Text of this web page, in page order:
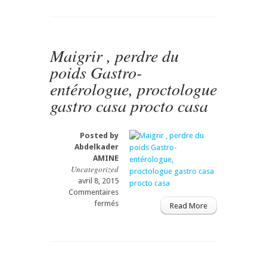
و
المزمن
و
التطور
entérologue,
gastro
casa
procto
casa
Maigrir , perdre du
poids Gastro-
entérologue, proctologue
gastro casa procto casa
Posted by
Abdelkader
AMINE
Uncategorized
avril 8, 2015
Commentaires
ferméssur
Read More